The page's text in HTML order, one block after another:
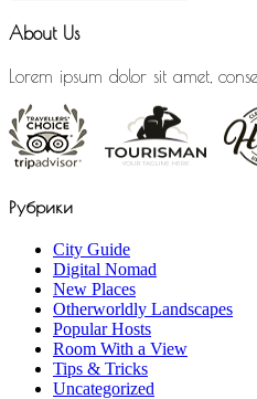
About Us
Lorem ipsum dolor sit amet,
Рубрики
City Guide
Digital Nomad
New Places
Otherworldly Landscapes
Popular Hosts
Room With a View
Tips & Tricks
Uncategorized